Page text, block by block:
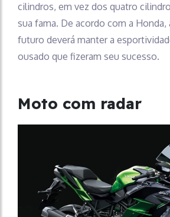
cilindros, em vez dos quatro
sua fama. De acordo com a
futuro deverá manter a
ousado que fizeram seu sucesso.
Moto com radar